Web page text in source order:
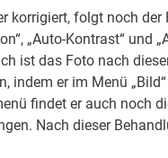
korrigiert, folgt noch
„Auto-Kontrast“ und
ist das Foto nach
indem er im Menü
findet er auch noch
Nach dieser